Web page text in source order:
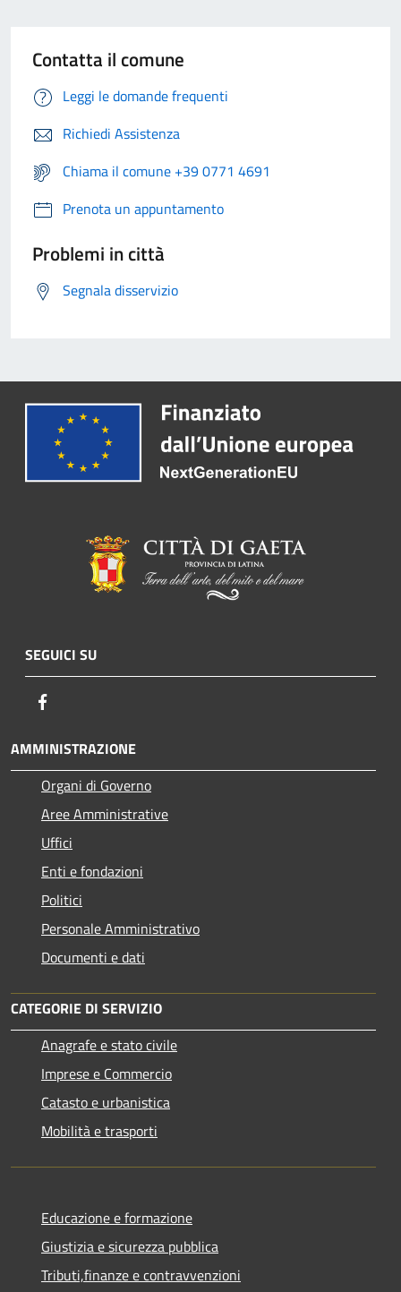
Contatta il comune
Leggi le domande frequenti
Richiedi Assistenza
Chiama il comune +39 0771 4691
Prenota un appuntamento
Problemi in città
Segnala disservizio
SEGUICI SU
AMMINISTRAZIONE
Organi di Governo
Aree Amministrative
Uffici
Enti e fondazioni
Politici
Personale Amministrativo
Documenti e dati
CATEGORIE DI SERVIZIO
Anagrafe e stato civile
Imprese e Commercio
Catasto e urbanistica
Mobilità e trasporti
Educazione e formazione
Giustizia e sicurezza pubblica
Tributi,finanze e contravvenzioni